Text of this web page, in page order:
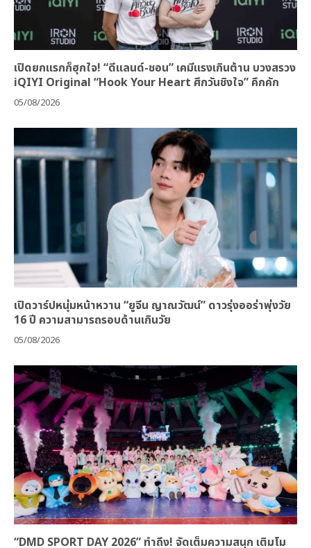
เปิดยกแรกก็ฮุกใจ! “ดีแลนด์-ชอน” เคมีแรงเกินต้าน บวงสรวง
iQIYI Original “Hook Your Heart ศึกวันชิงใจ” คึกคัก
05/08/2026
เปิดวาร์ปหนุ่มหน้าหวาน “ยูจีน ญาณวัฒน์” ดาวรุ่งออร่าพุ่งวัย
16 ปี ความสามารถรอบด้านเกินวัย
05/08/2026
“DMD SPORT DAY 2026” ทำถึง! จัดเต็มความสนุก เติมโม